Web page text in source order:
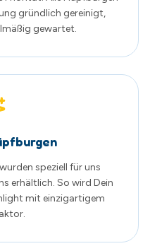
aus Schwerin
Beratung und zufriedene
an erster Stelle.